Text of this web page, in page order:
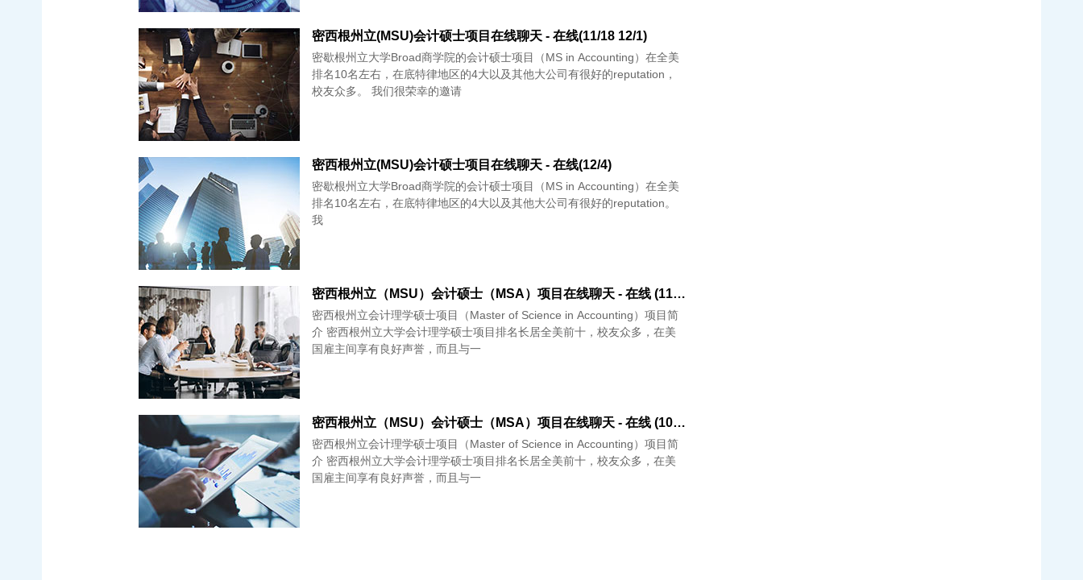
密西根州立(MSU)会计硕士项目在线聊天 - 在线(11/18 12/1)
密歇根州立大学Broad商学院的会计硕士项目（MS in Accounting）在全美
排名10名左右，在底特律地区的4大以及其他大公司有很好的reputation，
校友众多。 我们很荣幸的邀请
密西根州立(MSU)会计硕士项目在线聊天 - 在线(12/4)
密歇根州立大学Broad商学院的会计硕士项目（MS in Accounting）在全美
排名10名左右，在底特律地区的4大以及其他大公司有很好的reputation。
我
密西根州立（MSU）会计硕士（MSA）项目在线聊天 - 在线 (11/20)
密西根州立会计理学硕士项目（Master of Science in Accounting）项目简
介 密西根州立大学会计理学硕士项目排名长居全美前十，校友众多，在美
国雇主间享有良好声誉，而且与一
密西根州立（MSU）会计硕士（MSA）项目在线聊天 - 在线 (10/16)
密西根州立会计理学硕士项目（Master of Science in Accounting）项目简
介 密西根州立大学会计理学硕士项目排名长居全美前十，校友众多，在美
国雇主间享有良好声誉，而且与一